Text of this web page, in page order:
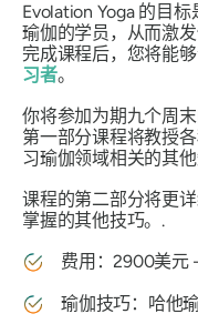
Evolation Yoga 的目
瑜伽的学员，从而激
完成课程后，您将能
习者。
你将参加为期九个周
第一部分课程将教授
习瑜伽领域相关的其
课程的第二部分将更
掌握的其他技巧。.
费用：2900美元
瑜伽技巧：哈他